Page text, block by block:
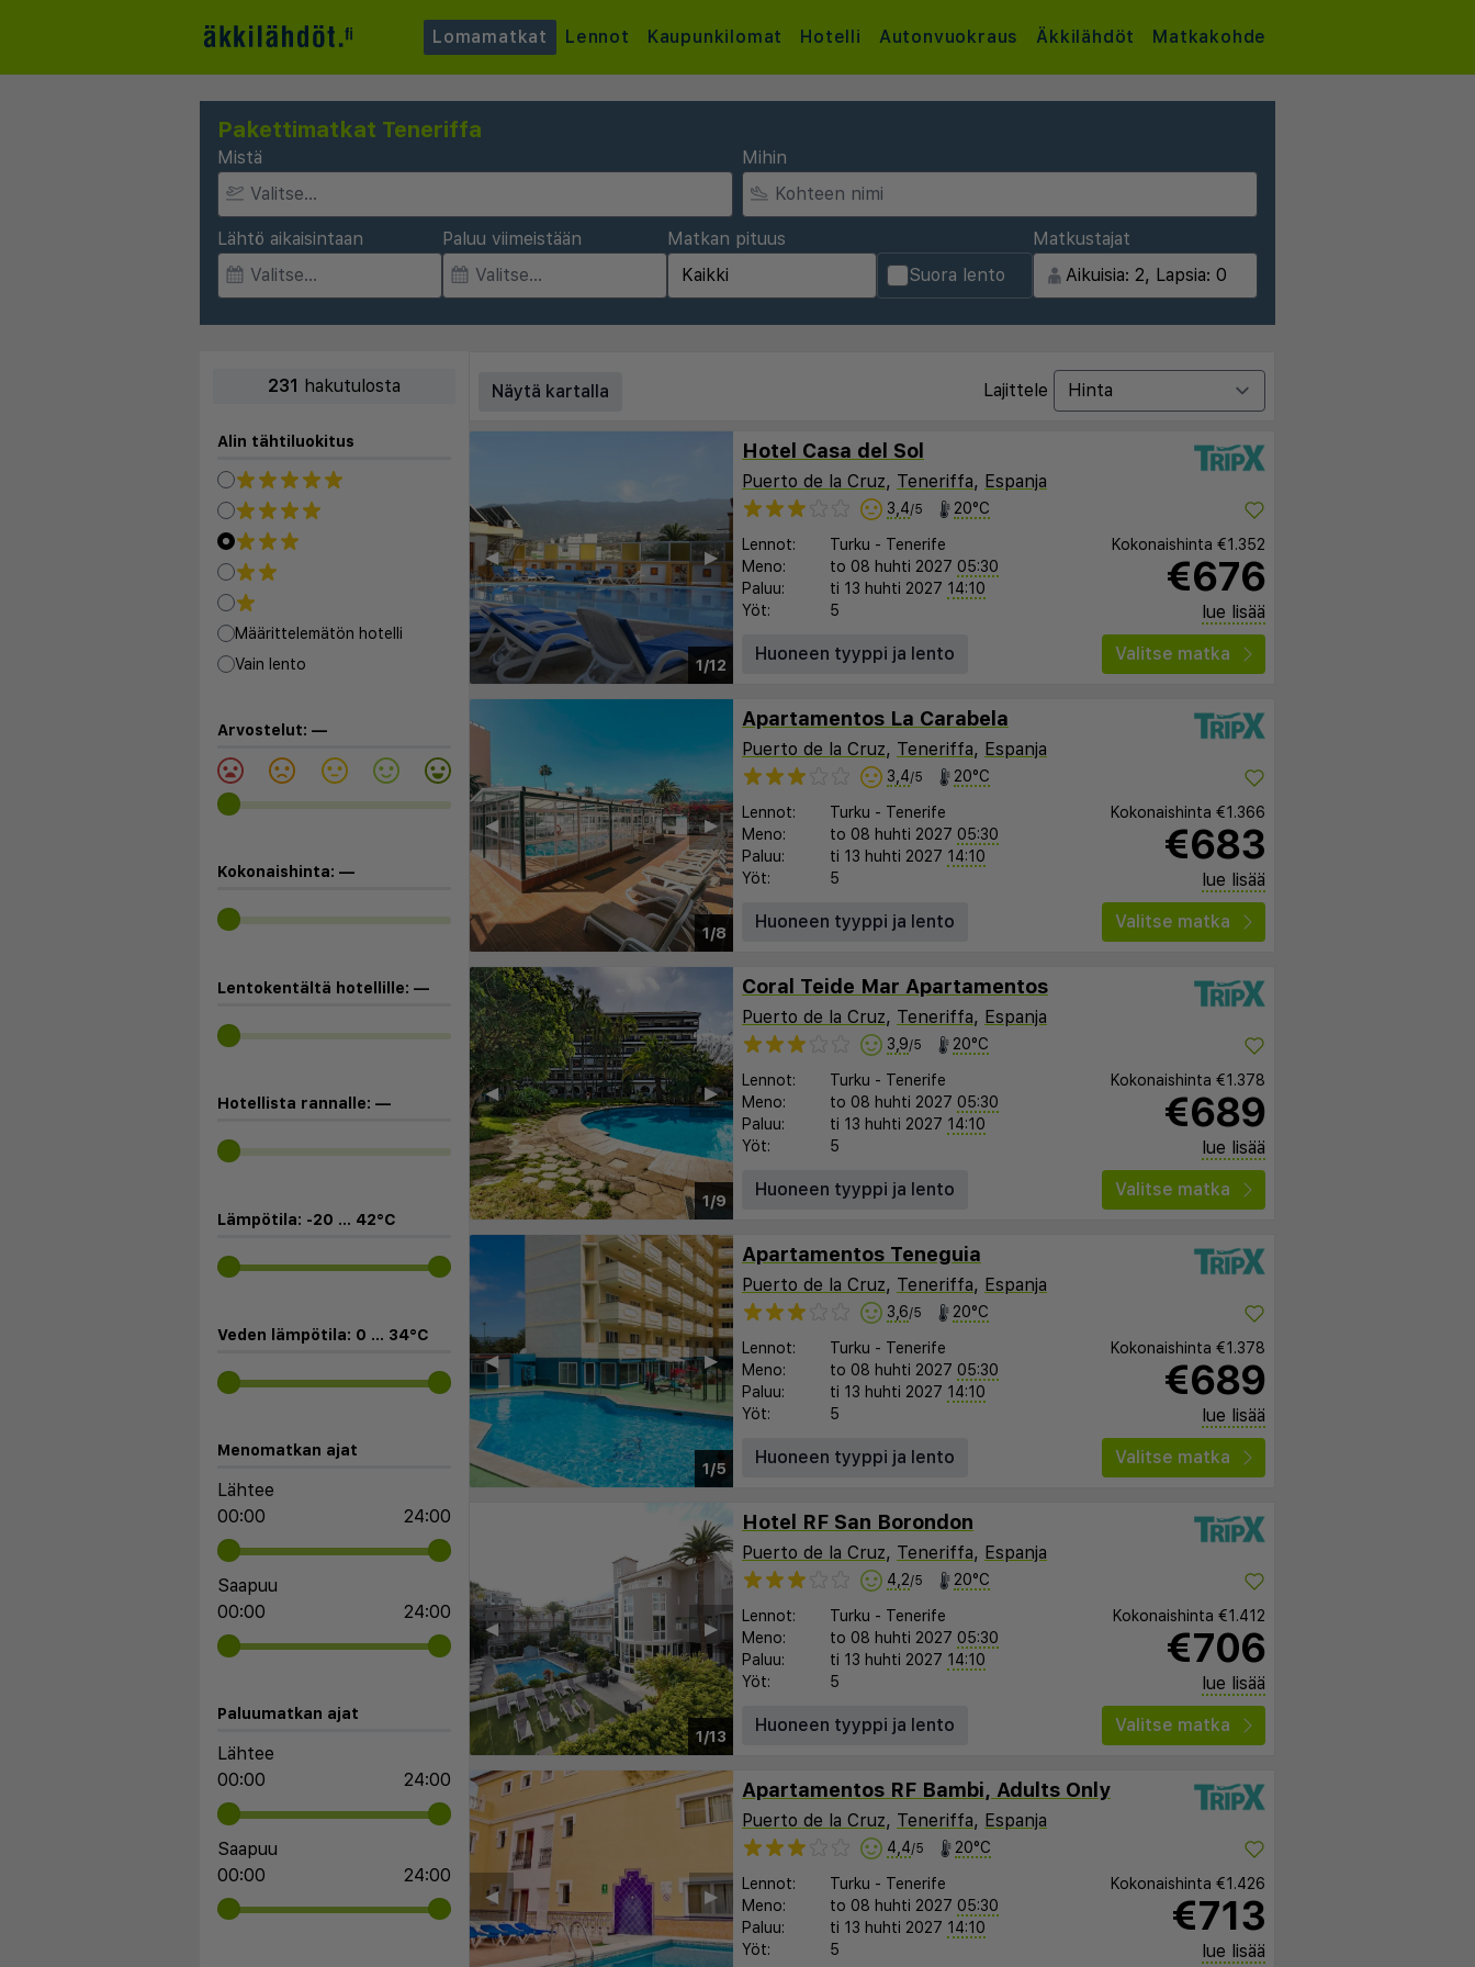
Lomamatkat Lennot Kaupunkilomat Hotelli Autonvuokraus Äkkilähdöt Matkakohde
Pakettimatkat Teneriffa
Mistä Mihin
Lähtö aikaisintaan Paluu viimeistään
Matkan pituus
Suora lento
Matkustajat
231 hakutulosta
Alin tähtiluokitus
Määrittelemätön hotelli
Vain lento
Arvostelut: —
Kokonaishinta: —
Lentokentältä hotellille: —
Hotellista rannalle: —
Lämpötila: -20 ... 42°C
Veden lämpötila: 0 ... 34°C
Menomatkan ajat
Lähtee
00:00
24:00
Saapuu
00:00
24:00
Paluumatkan ajat
Lähtee
00:00
24:00
Saapuu
00:00
24:00
Näytä kartalla Lajittele
1/12
▶︎
◀︎
Hotel Casa del Sol
Puerto de la Cruz, Teneriffa, Espanja
3,4/5 20°C
Lennot: Turku - Tenerife
Meno:
to 08 huhti 2027 05:30
Paluu:
ti 13 huhti 2027 14:10
Yöt:
5
Kokonaishinta €1.352
€676
lue lisää
Huoneen tyyppi ja lento
Valitse matka
1/8
▶︎
◀︎
Apartamentos La Carabela
Puerto de la Cruz, Teneriffa, Espanja
3,4/5 20°C
Lennot: Turku - Tenerife
Meno:
to 08 huhti 2027 05:30
Paluu:
ti 13 huhti 2027 14:10
Yöt:
5
Kokonaishinta €1.366
€683
lue lisää
Huoneen tyyppi ja lento
Valitse matka
1/9
▶︎
◀︎
Coral Teide Mar Apartamentos
Puerto de la Cruz, Teneriffa, Espanja
3,9/5 20°C
Lennot: Turku - Tenerife
Meno:
to 08 huhti 2027 05:30
Paluu:
ti 13 huhti 2027 14:10
Yöt:
5
Kokonaishinta €1.378
€689
lue lisää
Huoneen tyyppi ja lento
Valitse matka
1/5
▶︎
◀︎
Apartamentos Teneguia
Puerto de la Cruz, Teneriffa, Espanja
3,6/5 20°C
Lennot: Turku - Tenerife
Meno:
to 08 huhti 2027 05:30
Paluu:
ti 13 huhti 2027 14:10
Yöt:
5
Kokonaishinta €1.378
€689
lue lisää
Huoneen tyyppi ja lento
Valitse matka
1/13
▶︎
◀︎
Hotel RF San Borondon
Puerto de la Cruz, Teneriffa, Espanja
4,2/5 20°C
Lennot: Turku - Tenerife
Meno:
to 08 huhti 2027 05:30
Paluu:
ti 13 huhti 2027 14:10
Yöt:
5
Kokonaishinta €1.412
€706
lue lisää
Huoneen tyyppi ja lento
Valitse matka
▶︎
◀︎
Apartamentos RF Bambi, Adults Only
Puerto de la Cruz, Teneriffa, Espanja
4,4/5 20°C
Lennot: Turku - Tenerife
Meno:
to 08 huhti 2027 05:30
Paluu:
ti 13 huhti 2027 14:10
Yöt:
5
Kokonaishinta €1.426
€713
lue lisää